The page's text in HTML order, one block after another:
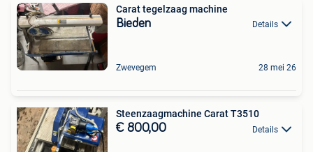
Carat tegelzaag machine
Bieden Details
Zwevegem 28 mei 26
Steenzaagmachine Carat T3510
€ 800,00 Details